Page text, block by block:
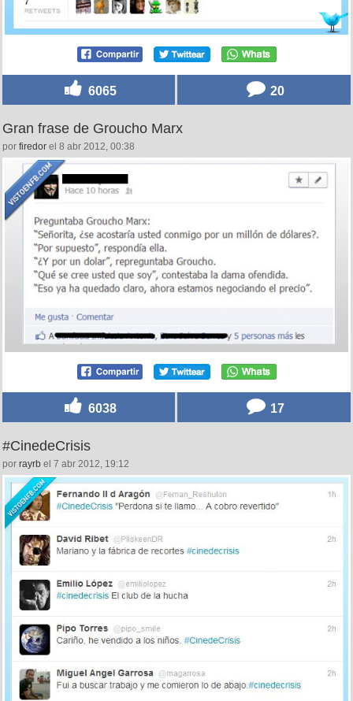
6065 20
Gran frase de Groucho Marx
por firedor el 8 abr 2012, 00:38
6038 17
#CinedeCrisis
por rayrb el 7 abr 2012, 19:12